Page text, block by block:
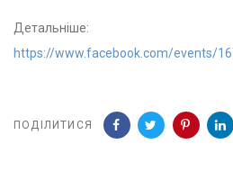
Детальніше:
https://www.facebook.com/events/
ПОДІЛИТИСЯ